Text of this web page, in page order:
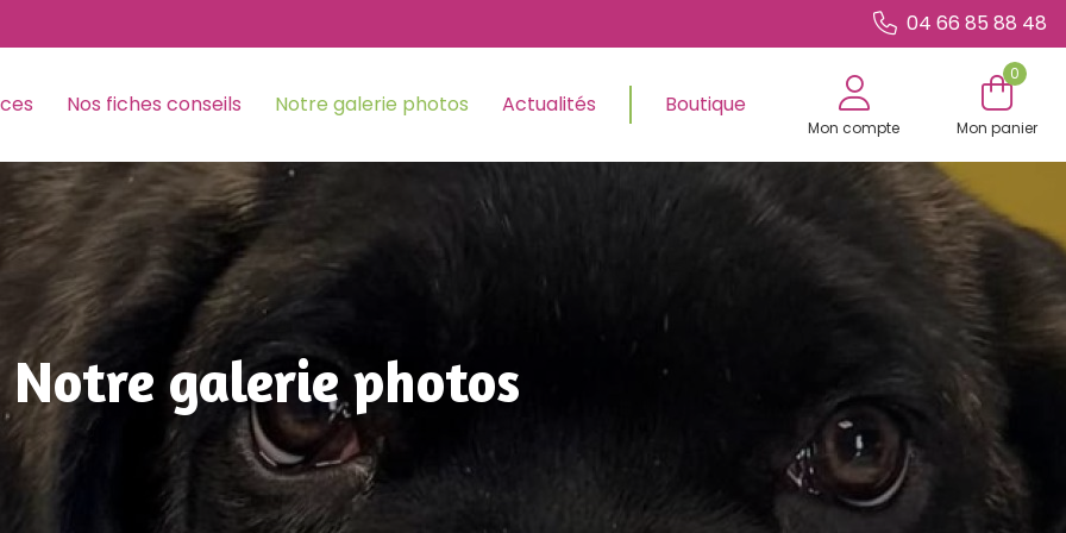
04 66 85 88 48
Nos fiches conseils Notre galerie photos Actualités Boutique
Mon compte
0
Mon panier
Notre galerie photos